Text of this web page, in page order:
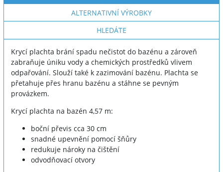
ALTERNATIVNÍ VÝROBKY
HLEDÁTE
Krycí plachta brání spadu nečistot do bazénu a zároveň
zabraňuje úniku vody a chemických prostředků vlivem
odpařování. Slouží také k zazimování bazénu. Plachta se
přetahuje přes hranu bazénu a stáhne se pevným
provázkem.
Krycí plachta na bazén 4,57 m:
boční převis cca 30 cm
snadné upevnění pomocí šňůry
redukuje nároky na čištění
odvodňovací otvory